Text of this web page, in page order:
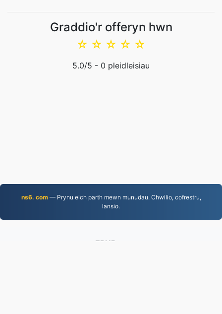
Graddio'r offeryn hwn
☆
☆
☆
☆
☆
5.0/5 - 0 pleidleisiau
ns6. com— Prynu eich parth mewn munudau. Chwilio, cofrestru,
lansio.
EPUB.to